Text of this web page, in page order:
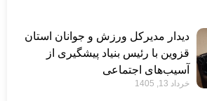
دیدار مدیرکل ورزش و جوانان استان
قزوین با رئیس بنیاد پیشگیری از
آسیب‌های اجتماعی
خرداد 13, 1405